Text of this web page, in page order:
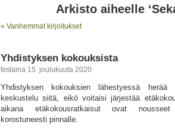
Arkisto aiheelle
« Vanhemmat kirjoitukset
Yhdistyksen kokouksista
tiistaina 15. joulukuuta 2020
Yhdistyksen kokouksien lähestyessä herää
keskustelu siitä, eikö voitaisi järjestää
aikana etäkokousratkaisut ovat
korostuneesti pinnalle.